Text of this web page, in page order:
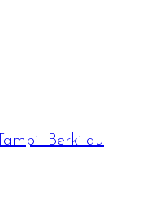
Berkilau